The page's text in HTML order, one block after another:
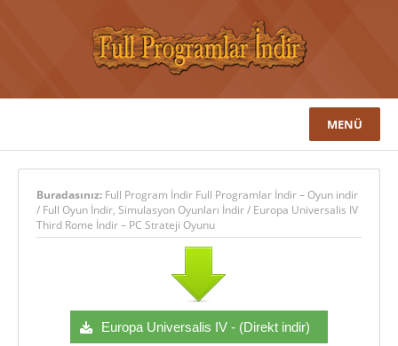
MENÜ
Buradasınız: Full Program İndir Full Programlar İndir – Oyun indir
/ Full Oyun İndir, Simulasyon Oyunları İndir/ Europa Universalis IV
Third Rome İndir – PC Strateji Oyunu
Europa Universalis IV - (Direkt indir)